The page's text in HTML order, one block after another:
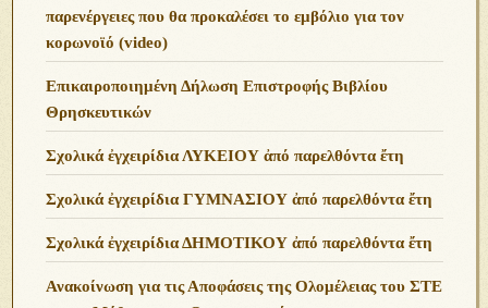
παρενέργειες που θα προκαλέσει το εμβόλιο για τον
κορωνοϊό (video)
Επικαιροποιημένη Δήλωση Επιστροφής Βιβλίου
Θρησκευτικών
Σχολικά ἐγχειρίδια ΛΥΚΕΙΟΥ ἀπό παρελθόντα ἔτη
Σχολικά ἐγχειρίδια ΓΥΜΝΑΣΙΟΥ ἀπό παρελθόντα ἔτη
Σχολικά ἐγχειρίδια ΔΗΜΟΤΙΚΟΥ ἀπό παρελθόντα ἔτη
Ανακοίνωση για τις Αποφάσεις της Ολομέλειας του ΣΤΕ